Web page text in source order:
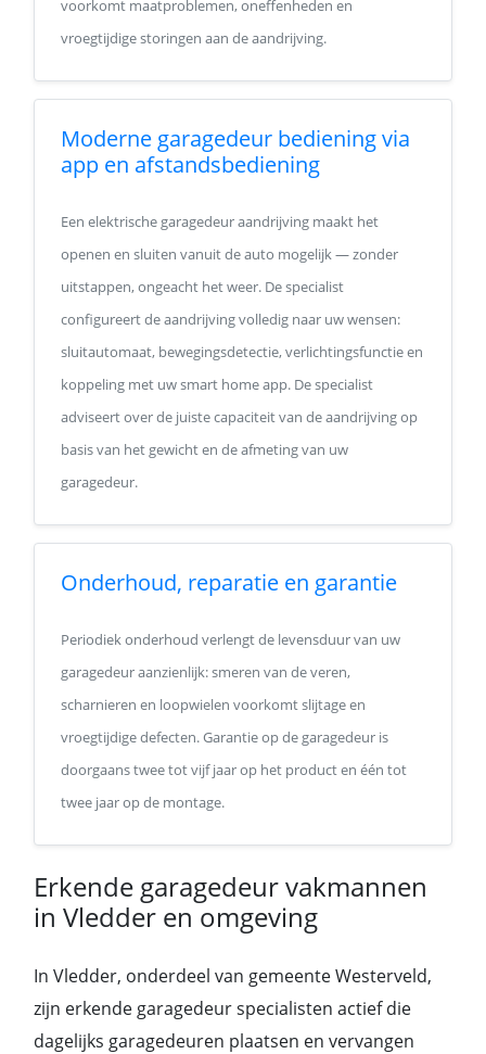
voorkomt maatproblemen, oneffenheden en
vroegtijdige storingen aan de aandrijving.
Moderne garagedeur bediening via
app en afstandsbediening
Een elektrische garagedeur aandrijving maakt het
openen en sluiten vanuit de auto mogelijk — zonder
uitstappen, ongeacht het weer. De specialist
configureert de aandrijving volledig naar uw wensen:
sluitautomaat, bewegingsdetectie, verlichtingsfunctie en
koppeling met uw smart home app. De specialist
adviseert over de juiste capaciteit van de aandrijving op
basis van het gewicht en de afmeting van uw
garagedeur.
Onderhoud, reparatie en garantie
Periodiek onderhoud verlengt de levensduur van uw
garagedeur aanzienlijk: smeren van de veren,
scharnieren en loopwielen voorkomt slijtage en
vroegtijdige defecten. Garantie op de garagedeur is
doorgaans twee tot vijf jaar op het product en één tot
twee jaar op de montage.
Erkende garagedeur vakmannen
in Vledder en omgeving
In Vledder, onderdeel van gemeente Westerveld,
zijn erkende garagedeur specialisten actief die
dagelijks garagedeuren plaatsen en vervangen